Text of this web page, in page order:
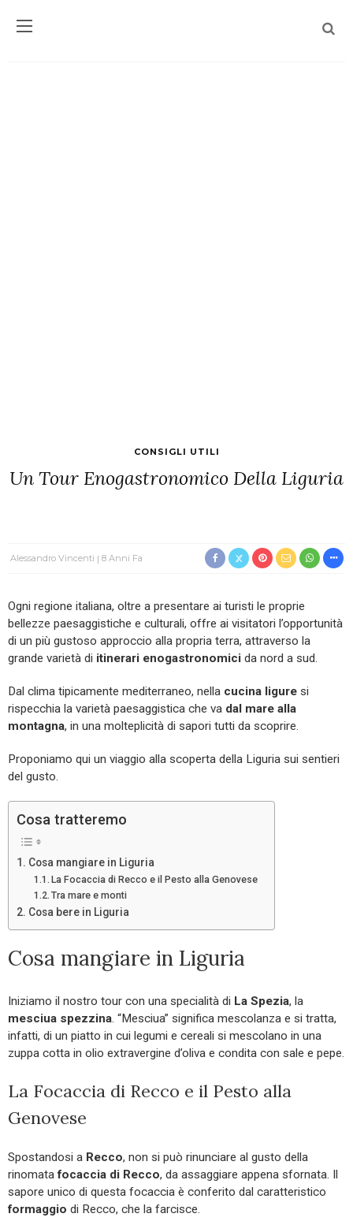
CONSIGLI UTILI
Un Tour Enogastronomico Della Liguria
Alessandro Vincenti 8 Anni Fa
Ogni regione italiana, oltre a presentare ai turisti le proprie
bellezze paesaggistiche e culturali, offre ai visitatori l’opportunità
di un più gustoso approccio alla propria terra, attraverso la
grande varietà di itinerari enogastronomici da nord a sud.
Dal clima tipicamente mediterraneo, nella cucina ligure si
rispecchia la varietà paesaggistica che va dal mare alla
montagna, in una molteplicità di sapori tutti da scoprire.
Proponiamo qui un viaggio alla scoperta della Liguria sui sentieri
del gusto.
Cosa tratteremo
Cosa mangiare in Liguria
La Focaccia di Recco e il Pesto alla Genovese
Tra mare e monti
Cosa bere in Liguria
Cosa mangiare in Liguria
Iniziamo il nostro tour con una specialità di La Spezia, la
mesciua spezzina. “Mesciua” significa mescolanza e si tratta,
infatti, di un piatto in cui legumi e cereali si mescolano in una
zuppa cotta in olio extravergine d’oliva e condita con sale e pepe.
La Focaccia di Recco e il Pesto alla
Genovese
Spostandosi a Recco, non si può rinunciare al gusto della
rinomatafocaccia di Recco, da assaggiare appena sfornata. Il
sapore unico di questa focaccia è conferito dal caratteristico
formaggio di Recco, che la farcisce.